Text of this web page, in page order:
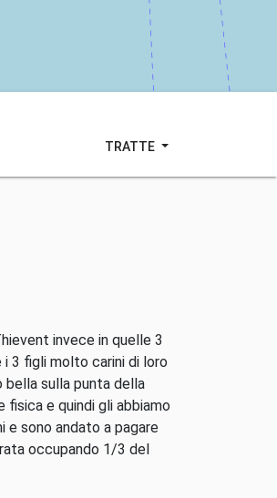
TRATTE
invece in quelle 3
i 3 figli molto carini di loro
bella sulla punta della
e quindi gli abbiamo
e sono andato a pagare
occupando 1/3 del